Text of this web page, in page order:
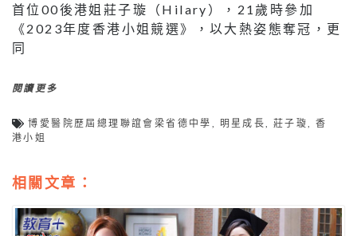
首位00後港姐莊子璇（Hilary），21歲時參加
《2023年度香港小姐競選》，以大熱姿態奪冠，更
同
閱讀更多
博愛醫院歷屆總理聯誼會梁省德中學 , 明星成長,莊子璇,香
港小姐
相關文章：